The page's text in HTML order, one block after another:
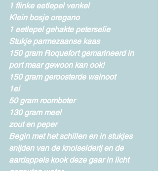
1 flinke eetlepel venkel
Klein bosje oregano
1 eetlepel gehakte peterselie
Stukje parmezaanse kaas
150 gram Roquefort gemarineerd in
port maar gewoon kan ook!
150 gram geroosterde walnoot
1ei
50 gram roomboter
130 gram meel
zout en peper
Begin met het schillen en in stukjes
snijden van de knolselderij en de
aardappels kook deze gaar in licht